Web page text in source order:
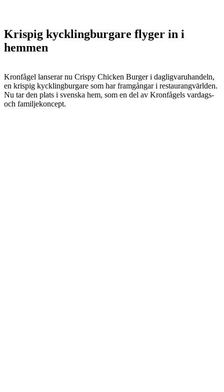
Krispig kycklingburgare flyger in i
hemmen
Kronfågel lanserar nu Crispy Chicken Burger i dagligvaruhandeln,
en krispig kycklingburgare som har framgångar i restaurangvärlden.
Nu tar den plats i svenska hem, som en del av Kronfågels vardags-
och familjekoncept.